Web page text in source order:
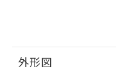
外形図
品・サー